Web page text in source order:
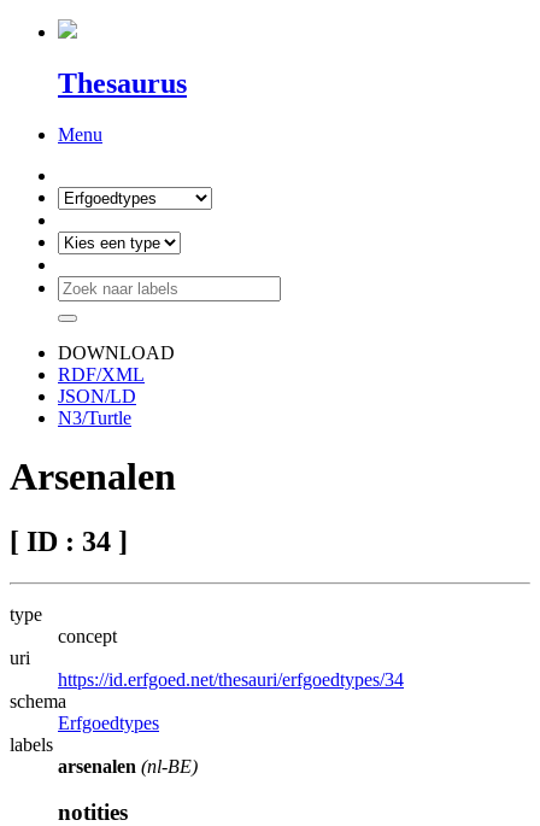
Thesaurus
Menu
DOWNLOAD
RDF/XML
JSON/LD
N3/Turtle
Arsenalen
[ ID : 34 ]
type
concept
uri
https://id.erfgoed.net/thesauri/erfgoedtypes/34
schema
Erfgoedtypes
labels
arsenalen (nl-BE)
notities